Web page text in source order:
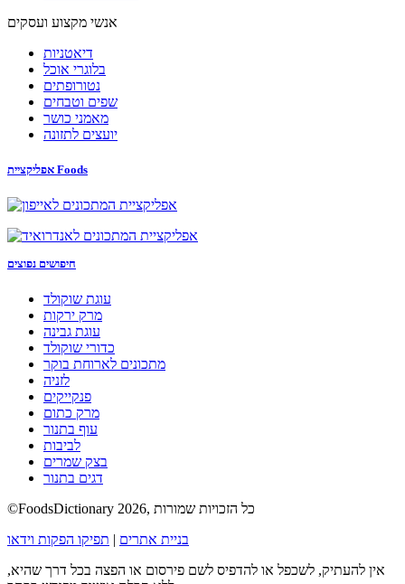
אנשי מקצוע ועסקים
דיאטניות
בלוגרי אוכל
נטורופתים
שפים וטבחים
מאמני כושר
יועצים לתזונה
אפליקציית Foods
חיפושים נפוצים
עוגת שוקולד
מרק ירקות
עוגת גבינה
כדורי שוקולד
מתכונים לארוחת בוקר
לזניה
פנקייקים
מרק כתום
עוף בתנור
לביבות
בצק שמרים
דגים בתנור
©FoodsDictionary 2026, כל הזכויות שמורות
בניית אתרים | תפיקו הפקות וידאו
אין להעתיק, לשכפל או להדפיס לשם פירסום או הפצה בכל דרך שהיא,